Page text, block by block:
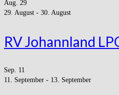
Aug. 29
29. August - 30. August
RV Johannland
Sep. 11
11. September - 13. September